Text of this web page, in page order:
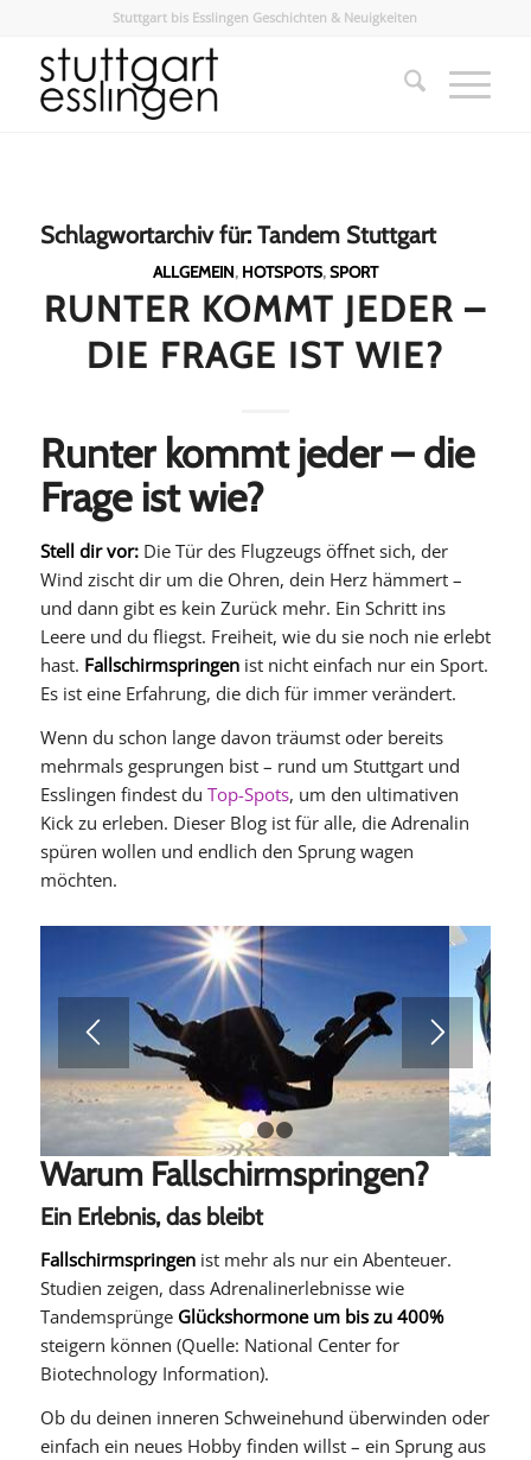
Stuttgart bis Esslingen Geschichten & Neuigkeiten
Schlagwortarchiv für: Tandem Stuttgart
ALLGEMEIN, HOTSPOTS,SPORT
RUNTER KOMMT JEDER –
DIE FRAGE IST WIE?
Runter kommt jeder – die
Frage ist wie?
Stell dir vor:Die Tür des Flugzeugs öffnet sich, der
Wind zischt dir um die Ohren, dein Herz hämmert –
und dann gibt es kein Zurück mehr. Ein Schritt ins
Leere und du fliegst. Freiheit, wie du sie noch nie erlebt
hast. Fallschirmspringenist nicht einfach nur ein Sport.
Es ist eine Erfahrung, die dich für immer verändert.
Wenn du schon lange davon träumst oder bereits
mehrmals gesprungen bist – rund um Stuttgart und
Esslingen findest du Top-Spots, um den ultimativen
Kick zu erleben. Dieser Blog ist für alle, die Adrenalin
spüren wollen und endlich den Sprung wagen
möchten.
Warum Fallschirmspringen?
Ein Erlebnis, das bleibt
Fallschirmspringenist mehr als nur ein Abenteuer.
Studien zeigen, dass Adrenalinerlebnisse wie
Tandemsprünge Glückshormone um bis zu 400%
steigern können (Quelle: National Center for
Biotechnology Information).
Ob du deinen inneren Schweinehund überwinden oder
einfach ein neues Hobby finden willst – ein Sprung aus